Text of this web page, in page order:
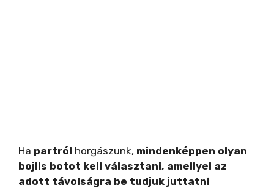
Ha partról horgászunk, mindenképpen olyan
bojlis botot kell választani, amellyel az
adott távolságra be tudjuk juttatni